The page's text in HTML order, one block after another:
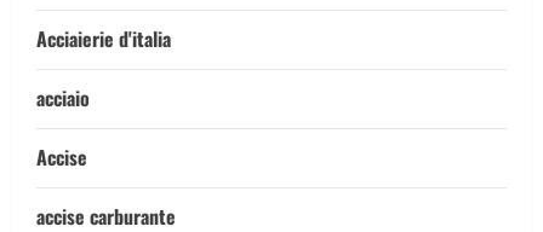
Acciaierie d'italia
acciaio
Accise
accise carburante